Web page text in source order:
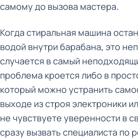
самому до вызова мастера.
Когда стиральная машина
водой внутри барабана, это
случается в самый
проблема кроется либо в
который можно устранить
выходе из строя электроники
не чувствуете уверенности в
сразу вызвать специалиста по